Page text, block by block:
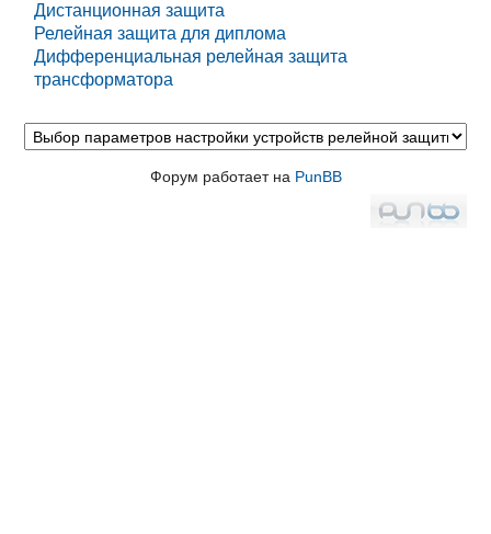
Дистанционная защита
Релейная защита для диплома
Дифференциальная релейная защита
трансформатора
Форум работает на PunBB